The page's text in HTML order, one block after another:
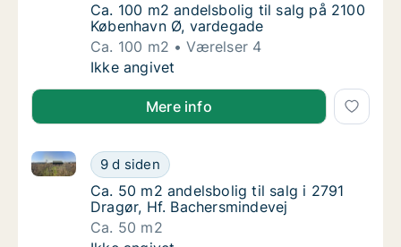
Ca. 100 m2 andelsbolig til salg på 2100
Ca. 100 m2 andelsbolig til salg på 2100
København Ø, vardegade
Ca. 100 m2
Værelser 4
Ca. 100 m2 andelsbolig til salg på 2100
Ikke angivet
Mere info
Ca. 50 m2 andelsbolig til salg i 2791
9 d siden
Ca. 50 m2 andelsbolig til salg i 2791 Dragør, Hf.
Ca. 50 m2 andelsbolig til salg i 2791
Ca. 50 m2 andelsbolig til salg i 2791
Dragør, Hf. Bachersmindevej
Ca. 50 m2